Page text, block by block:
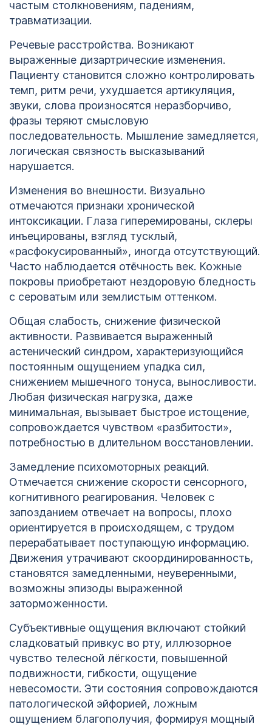
частым столкновениям, падениям,
травматизации.
Речевые расстройства. Возникают
выраженные дизартрические изменения.
Пациенту становится сложно контролировать
темп, ритм речи, ухудшается артикуляция,
звуки, слова произносятся неразборчиво,
фразы теряют смысловую
последовательность. Мышление замедляется,
логическая связность высказываний
нарушается.
Изменения во внешности. Визуально
отмечаются признаки хронической
интоксикации. Глаза гиперемированы, склеры
инъецированы, взгляд тусклый,
«расфокусированный», иногда отсутствующий.
Часто наблюдается отёчность век. Кожные
покровы приобретают нездоровую бледность
с сероватым или землистым оттенком.
Общая слабость, снижение физической
активности. Развивается выраженный
астенический синдром, характеризующийся
постоянным ощущением упадка сил,
снижением мышечного тонуса, выносливости.
Любая физическая нагрузка, даже
минимальная, вызывает быстрое истощение,
сопровождается чувством «разбитости»,
потребностью в длительном восстановлении.
Замедление психомоторных реакций.
Отмечается снижение скорости сенсорного,
когнитивного реагирования. Человек с
запозданием отвечает на вопросы, плохо
ориентируется в происходящем, с трудом
перерабатывает поступающую информацию.
Движения утрачивают скоординированность,
становятся замедленными, неуверенными,
возможны эпизоды выраженной
заторможенности.
Субъективные ощущения включают стойкий
сладковатый привкус во рту, иллюзорное
чувство телесной лёгкости, повышенной
подвижности, гибкости, ощущение
невесомости. Эти состояния сопровождаются
патологической эйфорией, ложным
ощущением благополучия, формируя мощный
ОСТАВИТЬ ЗАЯВКУ
политикой
конфиденциальности
алкоголизма
Липецк
политикой
конфиденциальности